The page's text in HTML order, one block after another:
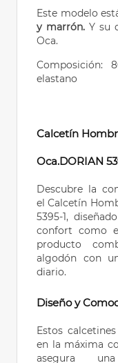
Este modelo
y marrón. Y su
Oca.
Composición:
elastano
Calcetín
Oca.DORIAN
Descubre la
el Calcetín
5395-1,
confort como
producto
algodón con
diario.
Diseño y
Estos
en la máxima
asegura